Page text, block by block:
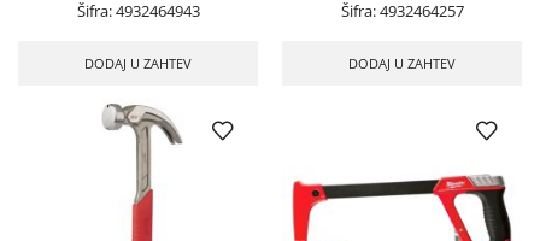
Šifra:4932464943
DODAJ U ZAHTEV
Šifra:4932464257
DODAJ U ZAHTEV